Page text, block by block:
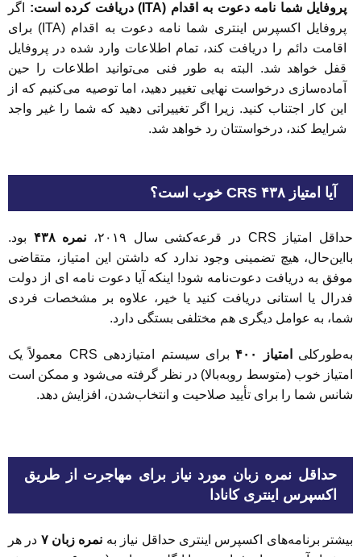
پروفایل شما نامه دعوت به اقدام (ITA) دریافت کرده است:
اگر
پروفایل اکسپرس اینتری شما نامه دعوت به اقدام (ITA) برای
اقامت دائم را دریافت کند، تمام اطلاعات وارد شده در پروفایل
قفل خواهد شد. البته به‌ طور فنی می‌توانید اطلاعات را حین
آماده‌سازی درخواست نهایی تغییر دهید، اما توصیه می‌کنیم که از
این کار اجتناب کنید. زیرا اگر تغییراتی دهید که شما را غیر واجد
شرایط کند، درخواستتان رد خواهد شد.
آیا امتیاز CRS ۴۳۸ خوب است؟
حداقل امتیاز CRS در قرعه‌کشی سال ۲۰۱۹، نمره ۴۳۸
بود.
بااین‌حال، هیچ تضمینی وجود ندارد که داشتن این امتیاز، متقاضی
موفق به دریافت دعوت‌نامه شود! اینکه آیا دعوت نامه ای از دولت
فدرال یا استانی دریافت کنید یا خیر، علاوه بر مشخصات فردی
شما، به عوامل دیگری هم مختلفی بستگی دارد.
به‌طورکلی امتیاز ۴۰۰
برای سیستم امتیازدهی CRS معمولاً یک
امتیاز خوب (متوسط روبه‌بالا) در نظر گرفته می‌شود و ممکن است
شانس شما را برای تأیید صلاحیت و انتخاب‌شدن، افزایش دهد.
حداقل نمره زبان مورد نیاز برای مهاجرت از طریق
اکسپرس اینتری کانادا
بیشتر برنامه‌های اکسپرس اینتری حداقل نیاز به نمره زبان ۷
در هر